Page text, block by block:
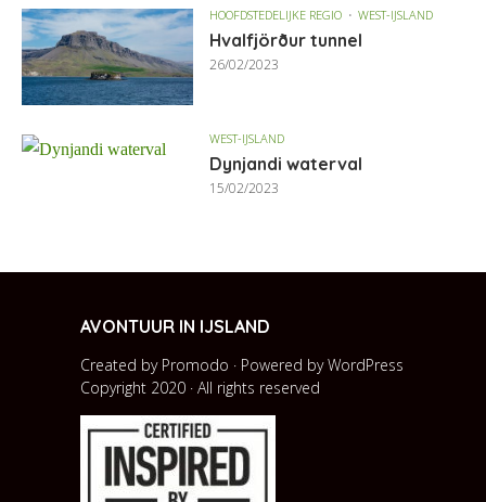
HOOFDSTEDELIJKE REGIO WEST-IJSLAND
Hvalfjörður tunnel
26/02/2023
WEST-IJSLAND
Dynjandi waterval
15/02/2023
AVONTUUR IN IJSLAND
Created by Promodo · Powered byWordPress
Copyright 2020 · All rights reserved